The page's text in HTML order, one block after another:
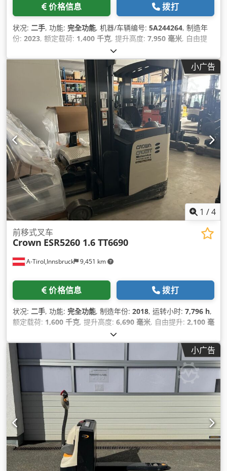
价格信息 拨打
状况: 二手, 功能: 完全功能, 机器/车辆编号: 5A244264, 制造年
份: 2023, 额定载荷: 1,400 千克, 提升高度: 7,950 毫米, 自由提
, 桅杆类型:
筑高度:3,190 毫米, 叉长:1,145 毫米, 驱动类型:Elektro, 施工
1,285 毫米, 小广告
1 /4
A-Tirol,Innsbruck 9,451 km
前移式叉车
Crown ESR5260 1.6 TT6690
价格信息 拨打
状况: 二手, 功能: 完全功能, 制造年份: 2018, 运转小时: 7,796 h,
额定载荷: 1,600 千克, 提升高度: 6,690 毫米, 自由提升: 2,100 毫
三重式 (triplex)
毫米, 叉长:1,145 毫米, 空载重量:2,557 千克, 驱动类型:
Elektro
, 施工宽度:1,269 毫米 小广告